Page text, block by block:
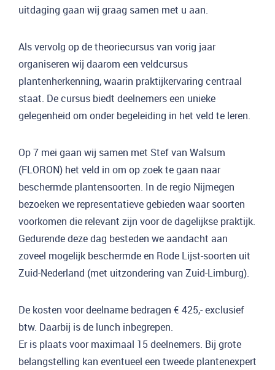
uitdaging gaan wij graag samen met u aan.
Als vervolg op de theoriecursus van vorig jaar
organiseren wij daarom een veldcursus
plantenherkenning, waarin praktijkervaring centraal
staat. De cursus biedt deelnemers een unieke
gelegenheid om onder begeleiding in het veld te leren.
Op 7 mei gaan wij samen met Stef van Walsum
(FLORON) het veld in om op zoek te gaan naar
beschermde plantensoorten. In de regio Nijmegen
bezoeken we representatieve gebieden waar soorten
voorkomen die relevant zijn voor de dagelijkse praktijk.
Gedurende deze dag besteden we aandacht aan
zoveel mogelijk beschermde en Rode Lijst-soorten uit
Zuid-Nederland (met uitzondering van Zuid-Limburg).
De kosten voor deelname bedragen € 425,- exclusief
btw. Daarbij is de lunch inbegrepen.
Er is plaats voor maximaal 15 deelnemers. Bij grote
belangstelling kan eventueel een tweede plantenexpert